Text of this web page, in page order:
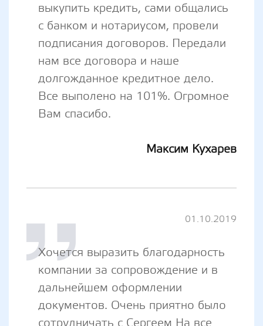
выкупить кредить, сами общались
с банком и нотариусом, провели
подписания договоров. Передали
нам все договора и наше
долгожданное кредитное дело.
Все выполено на 101%. Огромное
Вам спасибо.
Максим Кухарев
01.10.2019
Хочется выразить благодарность
компании за сопровождение и в
дальнейшем оформлении
документов. Очень приятно было